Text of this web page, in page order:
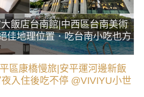
飯店台南館|中西區台南美術
佳地理位置．吃台南小吃也方